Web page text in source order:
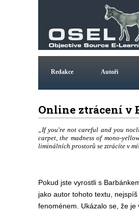
Redakce Autoři
Online ztrácení v
„If you're not careful and you
carpet, the madness of mono-
liminálních prostorů se ztrácíte v
Pokud jste vyrostli s
jako autor tohoto textu,
fenoménem. Ukázalo se, že